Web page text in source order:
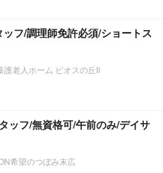
ッフ/調理師免許必須/ショートス
老人ホーム ビオスの丘Ⅱ
ッフ/無資格可/午前のみ/デイサ
希望のつぼみ末広